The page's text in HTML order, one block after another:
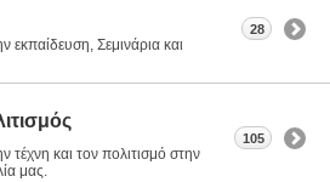
Σεμινάρια και
28
και τον πολιτισμό στην
μας.
105